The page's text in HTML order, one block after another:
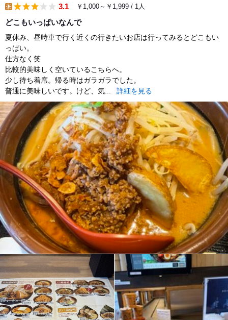
3.1 ￥1,000～￥1,999 / 1人
どこもいっぱいなんで
夏休み、昼時車で行く近くの行きたいお店は行ってみるとどこもい
っぱい。
仕方なく笑
比較的美味しく空いているこちらへ。
少し待ち着席。帰る時はガラガラでした。
普通に美味しいです。けど、気...
詳細を見る